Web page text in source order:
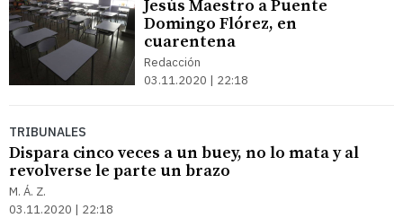
Jesús Maestro a Puente
Domingo Flórez, en
cuarentena
Redacción
03.11.2020 | 22:18
TRIBUNALES
Dispara cinco veces a un buey, no lo mata y al
revolverse le parte un brazo
M. Á. Z.
03.11.2020 | 22:18